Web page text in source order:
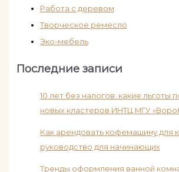
Работа с деревом
Творческое ремесло
Эко-мебель
Последние записи
10 лет без налогов: какие льготы
новых кластеров ИНТЦ МГУ
Как арендовать кофемашину для
руководство для начинающих
Тренды оформления ванной